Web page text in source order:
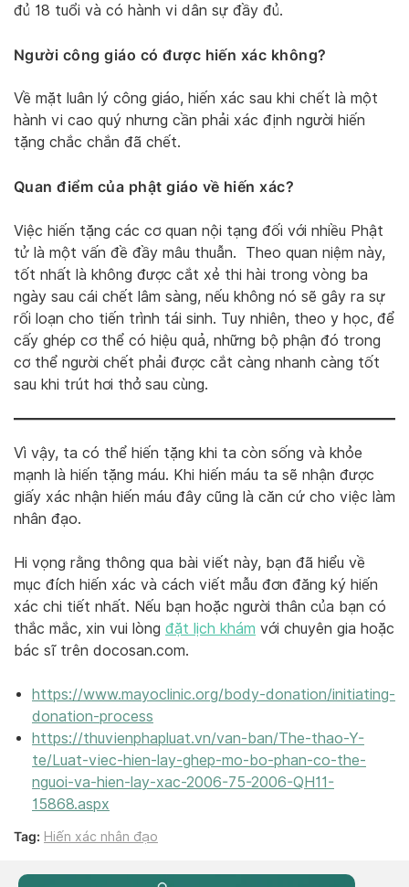
đủ 18 tuổi và có hành vi dân sự đầy đủ.
Người công giáo có được hiến xác không?
Về mặt luân lý công giáo, hiến xác sau khi chết là một
hành vi cao quý nhưng cần phải xác định người hiến
tặng chắc chắn đã chết.
Quan điểm của phật giáo về hiến xác?
Việc hiến tặng các cơ quan nội tạng đối với nhiều Phật
tử là một vấn đề đầy mâu thuẫn. Theo quan niệm này,
tốt nhất là không được cắt xẻ thi hài trong vòng ba
ngày sau cái chết lâm sàng, nếu không nó sẽ gây ra sự
rối loạn cho tiến trình tái sinh. Tuy nhiên, theo y học, để
cấy ghép cơ thể có hiệu quả, những bộ phận đó trong
cơ thể người chết phải được cắt càng nhanh càng tốt
sau khi trút hơi thở sau cùng.
Vì vậy, ta có thể hiến tặng khi ta còn sống và khỏe
mạnh là hiến tặng máu. Khi hiến máu ta sẽ nhận được
giấy xác nhận hiến máu đây cũng là căn cứ cho việc làm
nhân đạo.
Hi vọng rằng thông qua bài viết này, bạn đã hiểu về
mục đích hiến xác và cách viết mẫu đơn đăng ký hiến
xác chi tiết nhất. Nếu bạn hoặc người thân của bạn có
thắc mắc, xin vui lòng đặt lịch khám với chuyên gia hoặc
bác sĩ trên docosan.com.
https://www.mayoclinic.org/body-donation/initiating-
donation-process
https://thuvienphapluat.vn/van-ban/The-thao-Y-
te/Luat-viec-hien-lay-ghep-mo-bo-phan-co-the-
nguoi-va-hien-lay-xac-2006-75-2006-QH11-
15868.aspx
Tag: Hiến xác nhân đạo